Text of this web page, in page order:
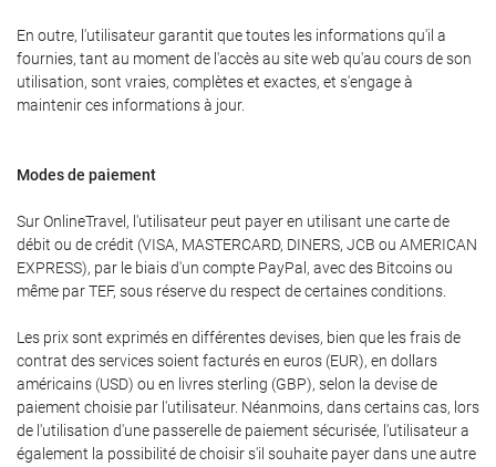
En outre, l'utilisateur garantit que toutes les informations qu'il a
fournies, tant au moment de l'accès au site web qu'au cours de son
utilisation, sont vraies, complètes et exactes, et s'engage à
maintenir ces informations à jour.
Modes de paiement
Sur OnlineTravel, l'utilisateur peut payer en utilisant une carte de
débit ou de crédit (VISA, MASTERCARD, DINERS, JCB ou AMERICAN
EXPRESS), par le biais d'un compte PayPal, avec des Bitcoins ou
même par TEF, sous réserve du respect de certaines conditions.
Les prix sont exprimés en différentes devises, bien que les frais de
contrat des services soient facturés en euros (EUR), en dollars
américains (USD) ou en livres sterling (GBP), selon la devise de
paiement choisie par l'utilisateur. Néanmoins, dans certains cas, lors
de l'utilisation d'une passerelle de paiement sécurisée, l'utilisateur a
également la possibilité de choisir s'il souhaite payer dans une autre